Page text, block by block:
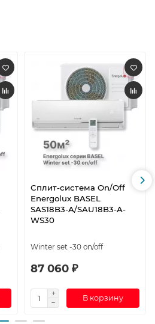
Сплит-система On/Off
Energolux BASEL
SAS18B3-A/SAU18B3-A-
WS30
Winter set -30 on/off
87 060 ₽
В корзину